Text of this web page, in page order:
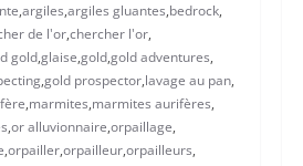
,argiles,argiles gluantes,bedrock,
de l'or,chercher l'or,
gold,glaise,gold,gold adventures,
,gold prospector,lavage au pan,
,marmites,marmites aurifères,
,or alluvionnaire,orpaillage,
,orpailler,orpailleur,orpailleurs,